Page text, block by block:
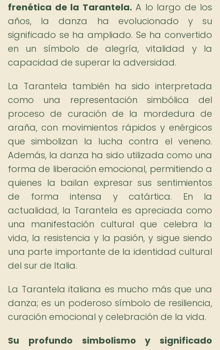
frenética de la Tarantela. A lo largo de los
años, la danza ha evolucionado y su
significado se ha ampliado. Se ha convertido
en un símbolo de alegría, vitalidad y la
capacidad de superar la adversidad.
La Tarantela también ha sido interpretada
como una representación simbólica del
proceso de curación de la mordedura de
araña, con movimientos rápidos y enérgicos
que simbolizan la lucha contra el veneno.
Además, la danza ha sido utilizada como una
forma de liberación emocional, permitiendo a
quienes la bailan expresar sus sentimientos
de forma intensa y catártica. En la
actualidad, la Tarantela es apreciada como
una manifestación cultural que celebra la
vida, la resistencia y la pasión, y sigue siendo
una parte importante de la identidad cultural
del sur de Italia.
La Tarantela italiana es mucho más que una
danza; es un poderoso símbolo de resiliencia,
curación emocional y celebración de la vida.
Su profundo simbolismo y significado